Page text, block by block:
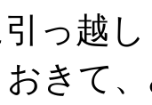
っ越し
きて